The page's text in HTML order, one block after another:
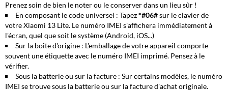
Prenez soin de bien le noter ou le conserver dans un lieu sûr !
En composant le code universel : Tapez*#06#sur le clavier de
votre Xiaomi 13 Lite. Le numéro IMEI s'affichera immédiatement à
l'écran, quel que soit le système (Android, iOS...)
Sur la boîte d'origine : L'emballage de votre appareil comporte
souvent une étiquette avec le numéro IMEI imprimé. Pensez à le
vérifier.
Sous la batterie ou sur la facture : Sur certains modèles, le numéro
IMEI se trouve sous la batterie ou sur la facture d'achat originale.